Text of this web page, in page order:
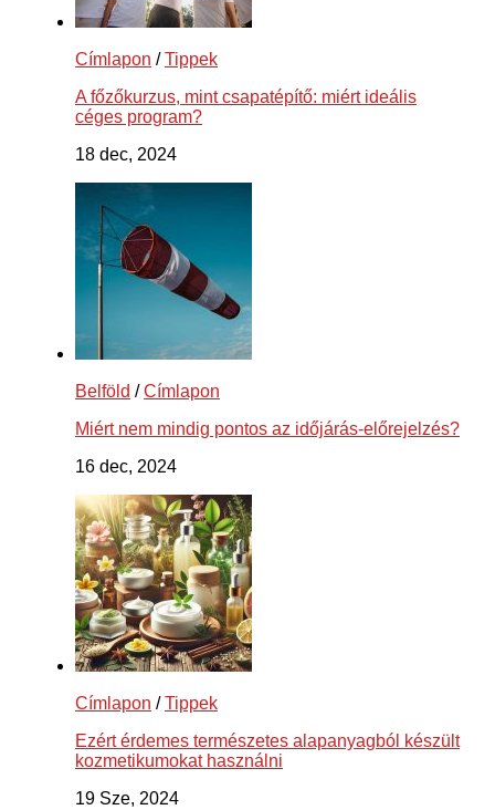
Címlapon /Tippek
A főzőkurzus, mint csapatépítő: miért ideális
céges program?
18 dec, 2024
Belföld /Címlapon
Miért nem mindig pontos az időjárás-előrejelzés?
16 dec, 2024
Címlapon /Tippek
Ezért érdemes természetes alapanyagból készült
kozmetikumokat használni
19 Sze, 2024